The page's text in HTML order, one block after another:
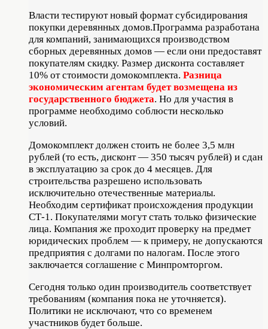
Власти тестируют новый формат субсидирования
покупки деревянных домов.Программа разработана
для компаний, занимающихся производством
сборных деревянных домов — если они предоставят
покупателям скидку. Размер дисконта составляет
10% от стоимости домокомплекта. Разница
экономическим агентам будет возмещена из
государственного бюджета. Но для участия в
программе необходимо соблюсти несколько
условий.
Домокомплект должен стоить не более 3,5 млн
рублей (то есть, дисконт — 350 тысяч рублей) и сдан
в эксплуатацию за срок до 4 месяцев. Для
строительства разрешено использовать
исключительно отечественные материалы.
Необходим сертификат происхождения продукции
СТ-1. Покупателями могут стать только физические
лица. Компания же проходит проверку на предмет
юридических проблем — к примеру, не допускаются
предприятия с долгами по налогам. После этого
заключается соглашение с Минпромторгом.
Сегодня только один производитель соответствует
требованиям (компания пока не уточняется).
Политики не исключают, что со временем
участников будет больше.